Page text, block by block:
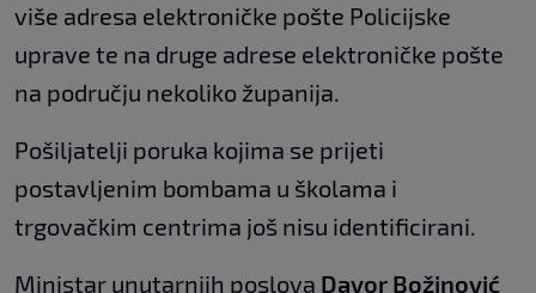
više adresa elektroničke pošte Policijske
uprave te na druge adrese elektroničke pošte
na području nekoliko županija.
Pošiljatelji poruka kojima se prijeti
postavljenim bombama u školama i
trgovačkim centrima još nisu identificirani.
Ministar unutarnjih poslova Davor Božinović